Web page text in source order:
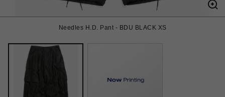
Needles H.D. Pant - BDU BLACK XS